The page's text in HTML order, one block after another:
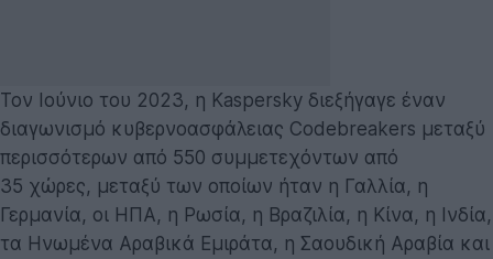
Τον Ιούνιο του 2023, η Kaspersky διεξήγαγε έναν
διαγωνισμό κυβερνοασφάλειας Codebreakers μεταξύ
περισσότερων από 550 συμμετεχόντων από
35 χώρες, μεταξύ των οποίων ήταν η Γαλλία, η
Γερμανία, οι ΗΠΑ, η Ρωσία, η Βραζιλία, η Κίνα, η Ινδία,
τα Ηνωμένα Αραβικά Εμιράτα, η Σαουδική Αραβία και